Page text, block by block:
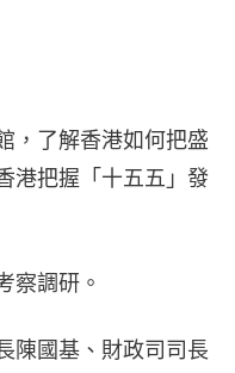
，了解香港如何把盛
港把握「十五五」發
察調研。
陳國基、財政司司長